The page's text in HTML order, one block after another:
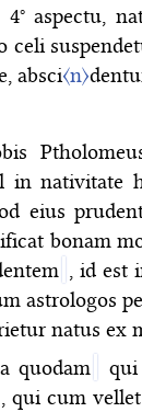
aspectu,
celi
absci〈n〉
in nativitate
eius
bonam
, id est
astrologos
natus ex
quodam
, qui cum